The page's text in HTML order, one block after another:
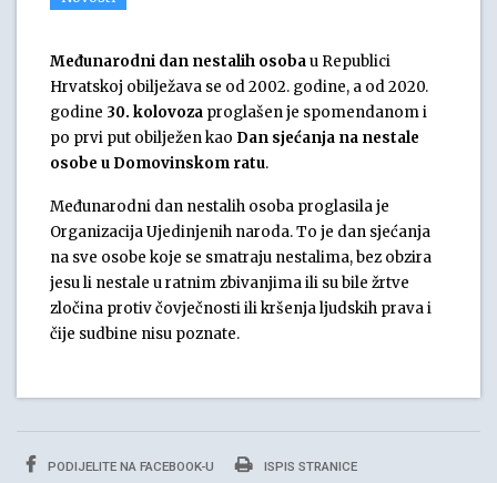
Međunarodni dan nestalih osobau Republici
Hrvatskoj obilježava se od 2002. godine, a od 2020.
godine 30. kolovoza proglašen je spomendanom i
po prvi put obilježen kao Dan sjećanja na nestale
osobe u Domovinskom ratu.
Međunarodni dan nestalih osoba proglasila je
Organizacija Ujedinjenih naroda. To je dan sjećanja
na sve osobe koje se smatraju nestalima, bez obzira
jesu li nestale u ratnim zbivanjima ili su bile žrtve
zločina protiv čovječnosti ili kršenja ljudskih prava i
čije sudbine nisu poznate.
PODIJELITE NA FACEBOOK-U ISPIS STRANICE